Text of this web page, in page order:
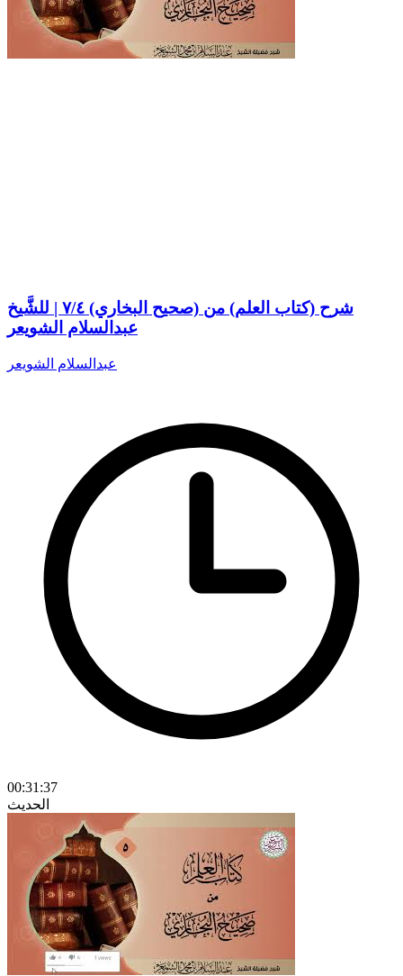
شرح (كتاب العلم) من (صحيح البخاري) ٧/٤ | للشَّيخ
عبدالسلام الشويعر
عبدالسلام الشويعر
00:31:37
الحديث